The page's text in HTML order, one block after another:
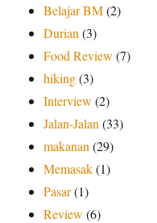
Belajar BM(2)
Durian (3)
Food Review (7)
hiking(3)
Interview (2)
Jalan-Jalan (33)
makanan (29)
Memasak(1)
Pasar(1)
Review (6)